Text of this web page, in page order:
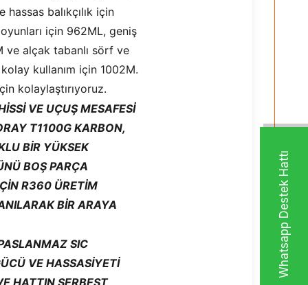
Whatsapp Destek Hattı
balıkçılık için
için 962ML, geniş
ve alçak tabanlı sörf ve
kolay kullanım için 1002M.
kolaylaştırıyoruz.
VE UÇUŞ MESAFESI
T1100G KARBON,
BIR YÜKSEK
BOŞ PARÇA
R360 ÜRETIM
BIR ARAYA
SIC
VE HASSASIYETI
HATTIN SERBEST